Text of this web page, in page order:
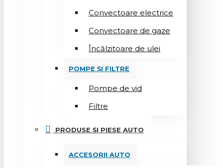
Convectoare electrice
Convectoare de gaze
Încălzitoare de ulei
POMPE ȘI FILTRE
Pompe de vid
Filtre
PRODUSE ȘI PIESE AUTO
ACCESORII AUTO